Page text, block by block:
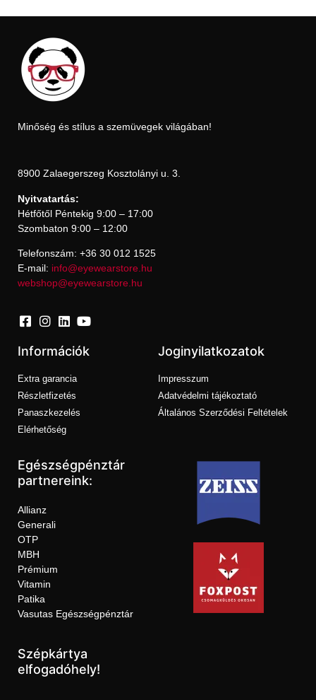
Minőség és stílus a szemüvegek világában!
8900 Zalaegerszeg Kosztolányi u. 3.
Nyitvatartás:
Hétfőtől Péntekig 9:00 – 17:00
Szombaton 9:00 – 12:00
Telefonszám: +36 30 012 1525
E-mail: info@eyewearstore.hu
webshop@eyewearstore.hu
Információk
Extra garancia
Részletfizetés
Panaszkezelés
Elérhetőség
Joginyilatkozatok
Impresszum
Adatvédelmi tájékoztató
Általános Szerződési Feltételek
Egészségpénztár
partnereink:
Allianz
Generali
OTP
MBH
Prémium
Vitamin
Patika
Vasutas Egészségpénztár
Szépkártya
elfogadóhely!